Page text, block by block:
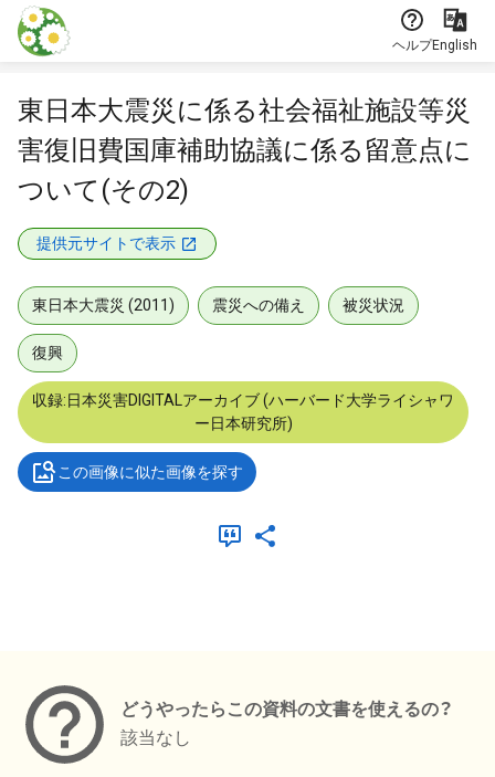
本文に飛ぶ
ヘルプEnglish
東日本大震災に係る社会福祉施設等災
害復旧費国庫補助協議に係る留意点に
ついて(その2)
提供元サイトで表示
東日本大震災 (2011) 震災への備え 被災状況
復興
収録:日本災害DIGITALアーカイブ (ハーバード大学ライシャワ
ー日本研究所)
この画像に似た画像を探す
どうやったらこの資料の文書を使えるの？
該当なし